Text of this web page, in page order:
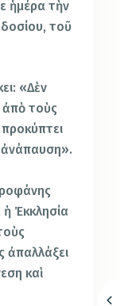
ἡμέρα τὴν
τοῦ
«Δὲν
ἀπὸ τοὺς
Ἐκκλησία
ἀπαλλάξει
καὶ